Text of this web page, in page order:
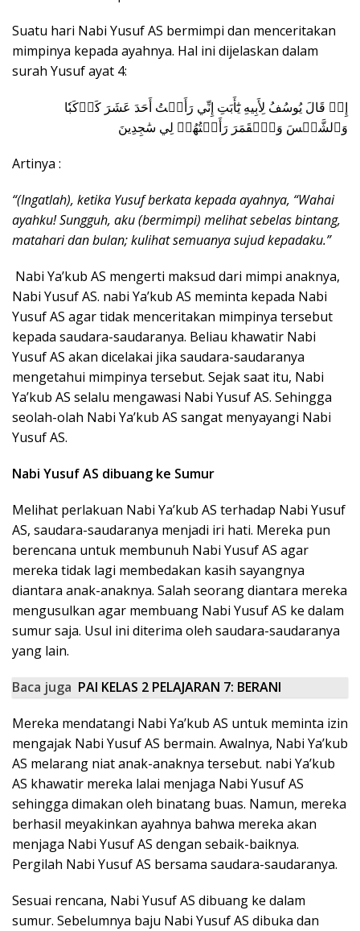
Suatu hari Nabi Yusuf AS bermimpi dan menceritakan
mimpinya kepada ayahnya. Hal ini dijelaskan dalam
surah Yusuf ayat 4:
إِذۡ قَالَ يُوسُفُ لِأَبِيهِ يَٰٓأَبَتِ إِنِّي رَأَيۡتُ أَحَدَ عَشَرَ كَوۡكَبٗا
وَٱلشَّمۡسَ وَٱلۡقَمَرَ رَأَيۡتُهُمۡ لِي سَٰجِدِينَ
Artinya :
“(Ingatlah), ketika Yusuf berkata kepada ayahnya, “Wahai
ayahku! Sungguh, aku (bermimpi) melihat sebelas bintang,
matahari dan bulan; kulihat semuanya sujud kepadaku.”
Nabi Ya’kub AS mengerti maksud dari mimpi anaknya,
Nabi Yusuf AS. nabi Ya’kub AS meminta kepada Nabi
Yusuf AS agar tidak menceritakan mimpinya tersebut
kepada saudara-saudaranya. Beliau khawatir Nabi
Yusuf AS akan dicelakai jika saudara-saudaranya
mengetahui mimpinya tersebut. Sejak saat itu, Nabi
Ya’kub AS selalu mengawasi Nabi Yusuf AS. Sehingga
seolah-olah Nabi Ya’kub AS sangat menyayangi Nabi
Yusuf AS.
Nabi Yusuf AS dibuang ke Sumur
Melihat perlakuan Nabi Ya’kub AS terhadap Nabi Yusuf
AS, saudara-saudaranya menjadi iri hati. Mereka pun
berencana untuk membunuh Nabi Yusuf AS agar
mereka tidak lagi membedakan kasih sayangnya
diantara anak-anaknya. Salah seorang diantara mereka
mengusulkan agar membuang Nabi Yusuf AS ke dalam
sumur saja. Usul ini diterima oleh saudara-saudaranya
yang lain.
Baca juga PAI KELAS 2 PELAJARAN 7: BERANI
Mereka mendatangi Nabi Ya’kub AS untuk meminta izin
mengajak Nabi Yusuf AS bermain. Awalnya, Nabi Ya’kub
AS melarang niat anak-anaknya tersebut. nabi Ya’kub
AS khawatir mereka lalai menjaga Nabi Yusuf AS
sehingga dimakan oleh binatang buas. Namun, mereka
berhasil meyakinkan ayahnya bahwa mereka akan
menjaga Nabi Yusuf AS dengan sebaik-baiknya.
Pergilah Nabi Yusuf AS bersama saudara-saudaranya.
Sesuai rencana, Nabi Yusuf AS dibuang ke dalam
sumur. Sebelumnya baju Nabi Yusuf AS dibuka dan